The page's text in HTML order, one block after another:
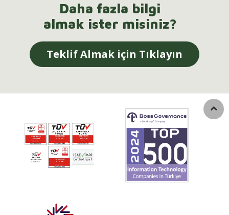
Daha fazla bilgi
almak ister misiniz?
Teklif Almak için Tıklayın